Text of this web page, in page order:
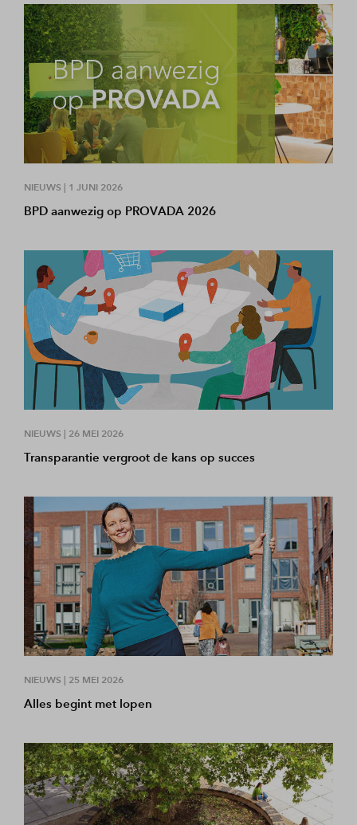
NIEUWS | 1 JUNI 2026
BPD aanwezig op PROVADA 2026
NIEUWS | 26 MEI 2026
Transparantie vergroot de kans op succes
NIEUWS | 25 MEI 2026
Alles begint met lopen